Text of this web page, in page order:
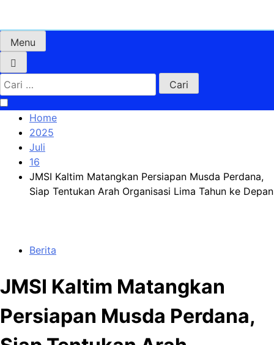
content
Menu
Cari
untuk:
Home
2025
Juli
16
JMSI Kaltim Matangkan Persiapan Musda Perdana,
Siap Tentukan Arah Organisasi Lima Tahun ke Depan
Berita
JMSI Kaltim Matangkan
Persiapan Musda Perdana,